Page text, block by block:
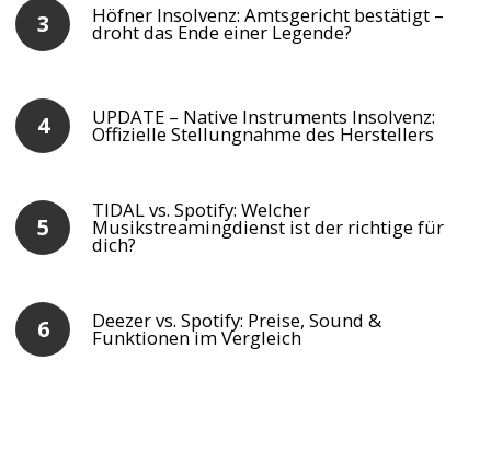
Höfner Insolvenz: Amtsgericht bestätigt –
droht das Ende einer Legende?
UPDATE – Native Instruments Insolvenz:
Offizielle Stellungnahme des Herstellers
TIDAL vs. Spotify: Welcher
Musikstreamingdienst ist der richtige für
dich?
Deezer vs. Spotify: Preise, Sound &
Funktionen im Vergleich